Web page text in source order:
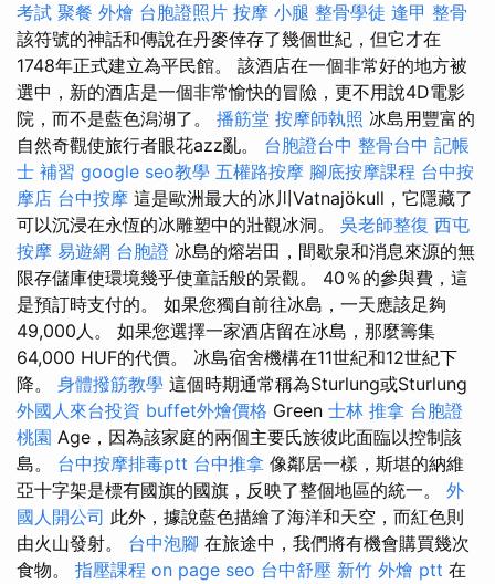
考試 聚餐 外燴 台胞證照片 按摩 小腿 整骨學徒 逢甲 整骨
該符號的神話和傳說在丹麥倖存了幾個世紀，但它才在
1748年正式建立為平民館。 該酒店在一個非常好的地方被
選中，新的酒店是一個非常愉快的冒險，更不用說4D電影
院，而不是藍色潟湖了。 播筋堂 按摩師執照 冰島用豐富的
自然奇觀使旅行者眼花azz亂。 台胞證台中 整骨台中 記帳
士 補習 google seo教學 五權路按摩 腳底按摩課程 台中按
摩店 台中按摩 這是歐洲最大的冰川Vatnajökull，它隱藏了
可以沉浸在永恆的冰雕塑中的壯觀冰洞。 吳老師整復 西屯
按摩 易遊網 台胞證 冰島的熔岩田，間歇泉和消息來源的無
限存儲庫使環境幾乎使童話般的景觀。 40％的參與費，這
是預訂時支付的。 如果您獨自前往冰島，一天應該足夠
49,000人。 如果您選擇一家酒店留在冰島，那麼籌集
64,000 HUF的代價。 冰島宿舍機構在11世紀和12世紀下
降。 身體撥筋教學 這個時期通常稱為Sturlung或Sturlung
外國人來台投資 buffet外燴價格 Green 士林 推拿 台胞證
桃園 Age，因為該家庭的兩個主要氏族彼此面臨以控制該
島。 台中按摩排毒ptt 台中推拿 像鄰居一樣，斯堪的納維
亞十字架是標有國旗的國旗，反映了整個地區的統一。 外
國人開公司 此外，據說藍色描繪了海洋和天空，而紅色則
由火山發射。 台中泡腳 在旅途中，我們將有機會購買幾次
食物。 指壓課程 on page seo 台中舒壓 新竹 外燴 ptt 在